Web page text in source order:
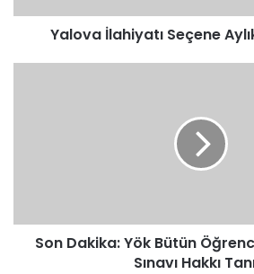
Yalova İlahiyatı Seçene
Tanıdı
Son Dakika: Yök Bütün
Sınavı Hakkı